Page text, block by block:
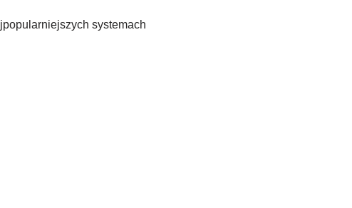
systemach